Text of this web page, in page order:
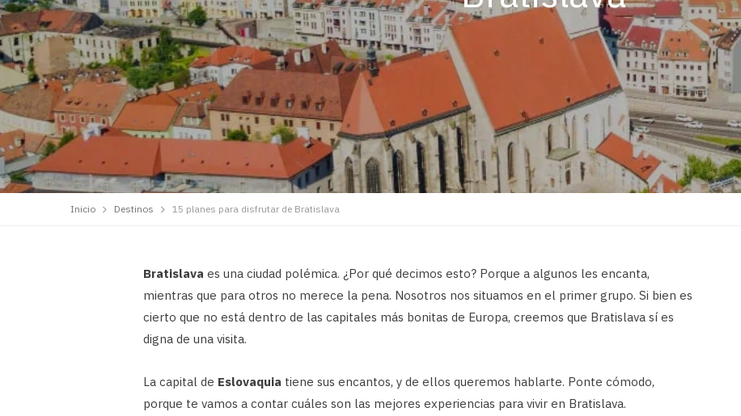
Inicio Destinos 15 planes para disfrutar de Bratislava
Bratislava es una ciudad polémica. ¿Por qué decimos esto? Porque a algunos les encanta,
mientras que para otros no merece la pena. Nosotros nos situamos en el primer grupo. Si bien es
cierto que no está dentro de las capitales más bonitas de Europa, creemos que Bratislava sí es
digna de una visita.
La capital de Eslovaquia tiene sus encantos, y de ellos queremos hablarte. Ponte cómodo,
porque te vamos a contar cuáles son las mejores experiencias para vivir en Bratislava.